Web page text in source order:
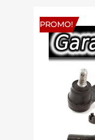
PROMO!